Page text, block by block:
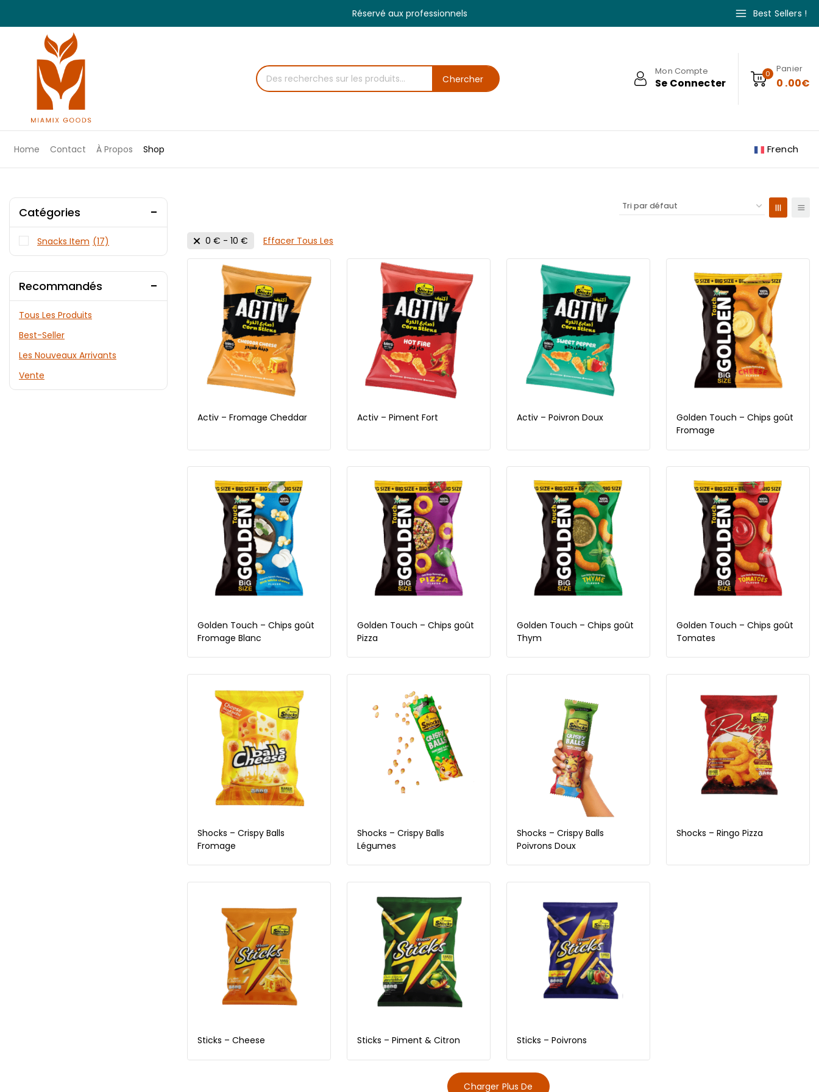
Réservé aux professionnels Best Sellers !
Chercher
Mon Compte
Se Connecter
0 Panier
0 .00€
Home Contact À Propos Shop French
0 € - 10 € Effacer Tous Les
Activ – Fromage Cheddar Activ – Piment Fort Activ – Poivron Doux
Golden Touch – Chips goût
Fromage
Golden Touch – Chips goût
Fromage Blanc
Golden Touch – Chips goût
Pizza
Golden Touch – Chips goût
Thym
Golden Touch – Chips goût
Tomates
Shocks – Crispy Balls
Fromage
Shocks – Crispy Balls
Légumes
Shocks – Crispy Balls
Poivrons Doux
Shocks – Ringo Pizza
Sticks – Cheese Sticks – Piment & Citron Sticks – Poivrons
Charger Plus De
Catégories
Snacks Item (17)
Recommandés
Tous Les Produits
Best-Seller
Les Nouveaux Arrivants
Vente